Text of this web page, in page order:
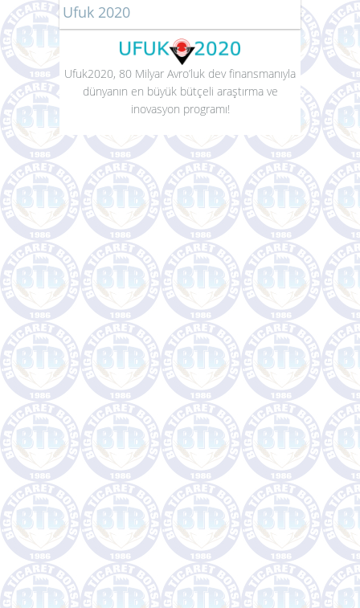
Ufuk 2020
Ufuk2020, 80 Milyar Avro’luk dev finansmanıyla
dünyanın en büyük bütçeli araştırma ve
inovasyon programı!